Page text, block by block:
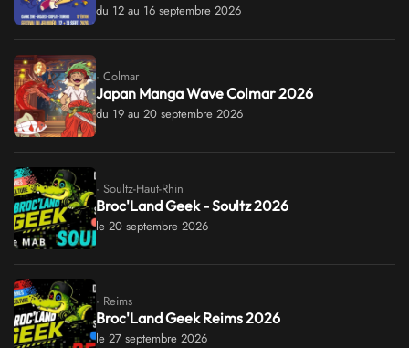
du 12 au 16 septembre 2026
· Colmar
Japan Manga Wave Colmar 2026
du 19 au 20 septembre 2026
· Soultz-Haut-Rhin
Broc'Land Geek - Soultz 2026
le 20 septembre 2026
· Reims
Broc'Land Geek Reims 2026
le 27 septembre 2026